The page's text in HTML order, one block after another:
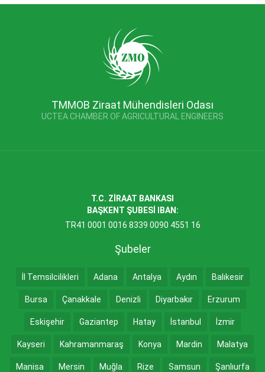
TMMOB Ziraat Mühendisleri Odası
UCTEA CHAMBER OF AGRICULTURAL ENGINEERS
T.C. ZİRAAT BANKASI
BAŞKENT ŞUBESİ IBAN:
TR41 0001 0016 8339 0090 4551 16
Şubeler
İl Temsilcilikleri Adana Antalya Aydın Balıkesir
Bursa Çanakkale Denizli Diyarbakır Erzurum
Eskişehir Gaziantep Hatay İstanbul İzmir
Kayseri Kahramanmaraş Konya Mardin Malatya
Manisa Mersin Muğla Rize Samsun Şanlıurfa